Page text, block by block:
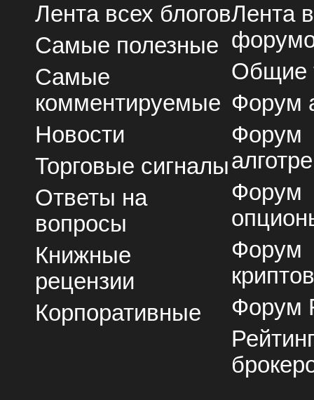
Лента всех блогов
Самые полезные
Самые
комментируемые
Новости
Торговые сигналы
Ответы на
вопросы
Книжные
рецензии
Корпоративные
Лента
Общие
Форум
Форум
Форум
Форум
Форум